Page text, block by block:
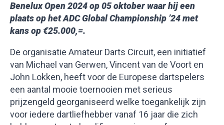
Benelux Open 2024 op 05 oktober waar hij een
plaats op het ADC Global Championship ’24 met
kans op €25.000,=.
De organisatie Amateur Darts Circuit, een initiatief
van Michael van Gerwen, Vincent van de Voort en
John Lokken, heeft voor de Europese dartspelers
een aantal mooie toernooien met serieus
prijzengeld georganiseerd welke toegankelijk zijn
voor iedere dartliefhebber vanaf 16 jaar die zich